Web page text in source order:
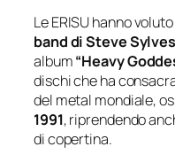
Le ERISU hanno
band di Steve
album“Heavy
dischi che ha
del metal mondiale,
1991, riprendendo
di copertina.